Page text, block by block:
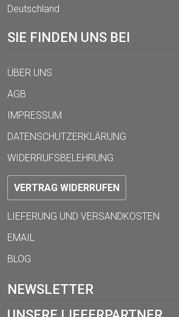
Deutschland
SIE FINDEN UNS BEI
ÜBER UNS
AGB
IMPRESSUM
DATENSCHUTZERKLÄRUNG
WIDERRUFSBELEHRUNG
VERTRAG WIDERRUFEN
LIEFERUNG UND VERSANDKOSTEN
EMAIL
BLOG
NEWSLETTER